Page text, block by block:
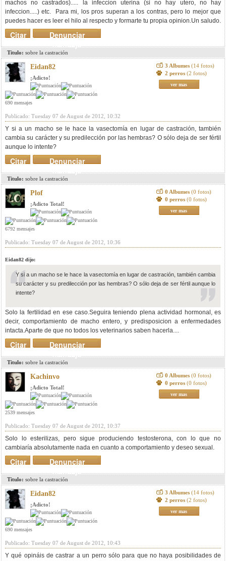
machos no castrados)..... la infeccion uterina (si no hay utero, no hay
infeccion.....) etc. Para mi, los pros superan a los contras, pero lo mejor que
puedes hacer es leer el hilo al respecto y formarte tu propia opinion.Un saludo.
Denunciar
mensaje
Citar
Titulo: sobre la castración
Eidan82
¡Adicto!
690 mensajes
3 Albumes (14 fotos)
2 perros (2 fotos)
ver mas
Publicado: Tuesday 07 de August de 2012, 10:32
Y si a un macho se le hace la vasectomía en lugar de castración, también
cambia su carácter y su predilección por las hembras? O sólo deja de ser fértil
aunque lo intente?
Denunciar
mensaje
Citar
Titulo: sobre la castración
Plof
¡Adicto Total!
6792 mensajes
0 Albumes (0 fotos)
0 perros (0 fotos)
ver mas
Publicado: Tuesday 07 de August de 2012, 10:36
Eidan82 dijo:
Y si a un macho se le hace la vasectomía en lugar de castración, también cambia
su carácter y su predilección por las hembras? O sólo deja de ser fértil aunque lo
intente?
Solo la fertilidad en ese caso.Seguira teniendo plena actividad hormonal, es
decir, comportamiento de macho entero, y predisposicion a enfermedades
intacta.Aparte de que no todos los veterinarios saben hacerla....
Denunciar
mensaje
Citar
Titulo: sobre la castración
Kachinvo
¡Adicto Total!
2539 mensajes
0 Albumes (0 fotos)
0 perros (0 fotos)
ver mas
Publicado: Tuesday 07 de August de 2012, 10:37
Solo lo esterilizas, pero sigue produciendo testosterona, con lo que no
cambiaría absolutamente nada en cuanto a comportamiento y deseo sexual.
Denunciar
mensaje
Citar
Titulo: sobre la castración
Eidan82
¡Adicto!
690 mensajes
3 Albumes (14 fotos)
2 perros (2 fotos)
ver mas
Publicado: Tuesday 07 de August de 2012, 10:43
Y qué opináis de castrar a un perro sólo para que no haya posibilidades de